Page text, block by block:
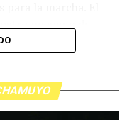
y
Error en el
que lo
en el agua de red.
inició una denuncia
que será una
los sillones más
sobrevuelan las